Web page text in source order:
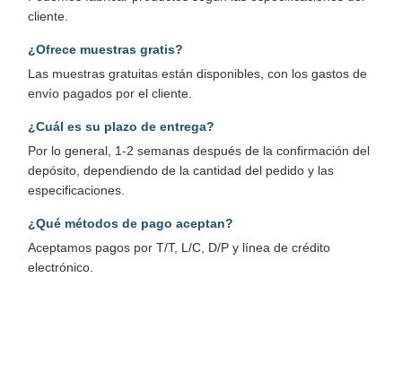
cliente.
¿Ofrece muestras gratis?
Las muestras gratuitas están disponibles, con los gastos de
envío pagados por el cliente.
¿Cuál es su plazo de entrega?
Por lo general, 1-2 semanas después de la confirmación del
depósito, dependiendo de la cantidad del pedido y las
especificaciones.
¿Qué métodos de pago aceptan?
Aceptamos pagos por T/T, L/C, D/P y línea de crédito
electrónico.